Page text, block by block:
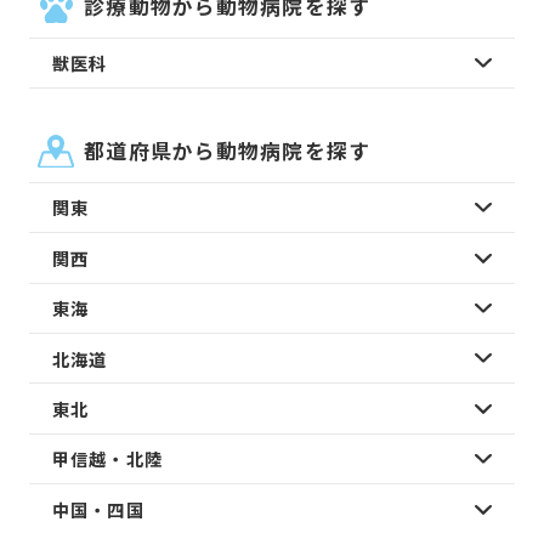
診療動物から動物病院を探す
獣医科
都道府県から動物病院を探す
関東
関西
東海
北海道
東北
甲信越・北陸
中国・四国